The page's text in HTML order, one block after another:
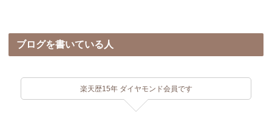
ブログを書いている人
楽天歴15年 ダイヤモンド会員です